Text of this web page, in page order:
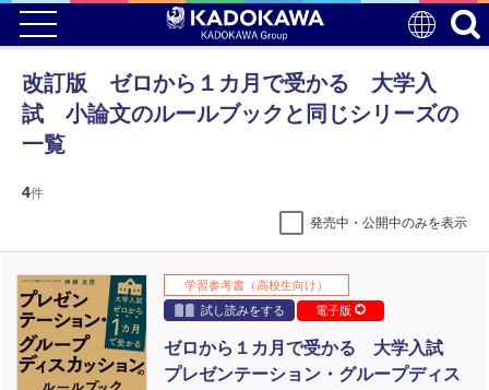
改訂版 ゼロから１カ月で受かる 大学入
試 小論文のルールブックと同じシリーズの
一覧
4件
発売中・公開中のみを表示
学習参考書（高校生向け）
試し読みをする
電子版
ゼロから１カ月で受かる 大学入試
プレゼンテーション・グループディス